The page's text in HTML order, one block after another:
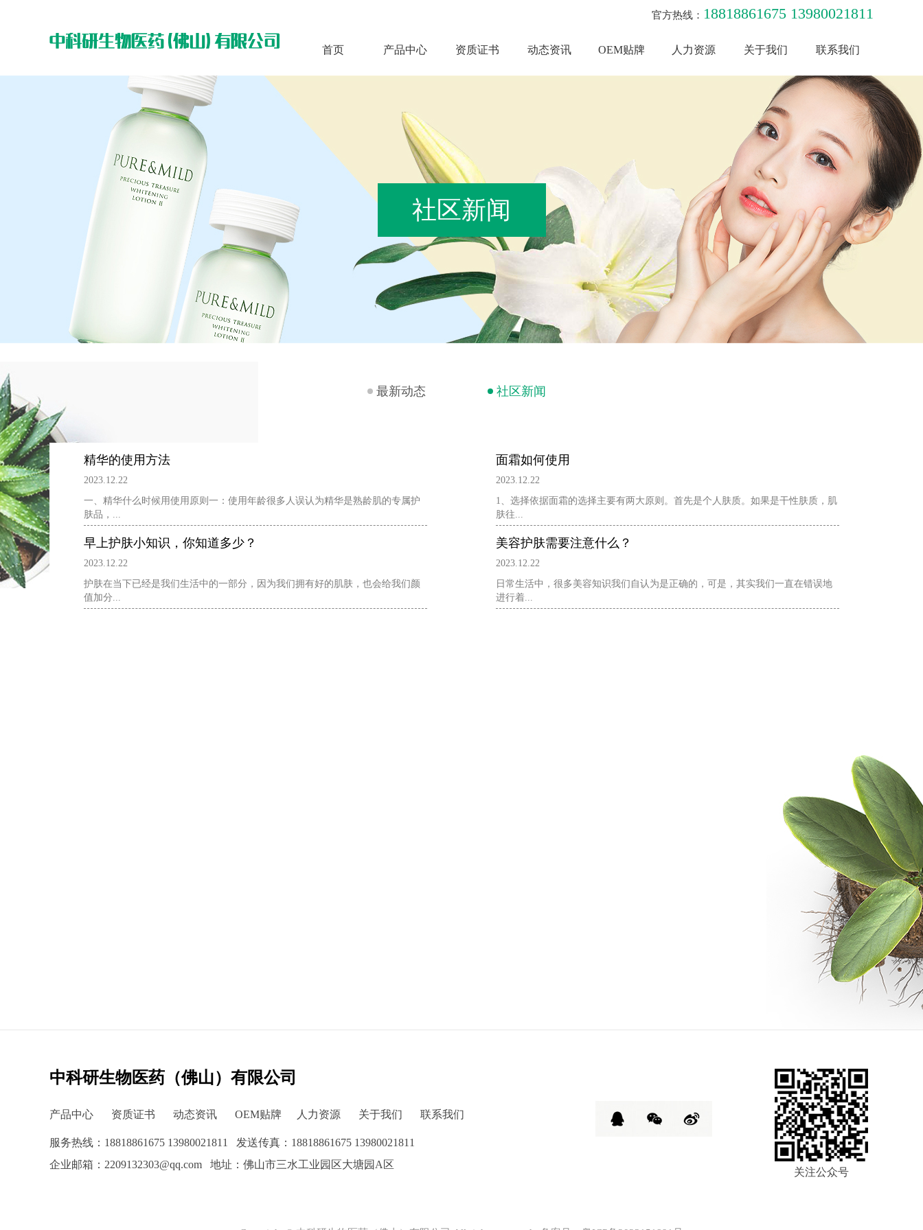
官方热线： 18818861675 13980021811
首页 产品中心 资质证书 动态资讯 OEM贴牌 人力资源 关于我们 联系我们
社区新闻
最新动态 社区新闻
精华的使用方法
2023.12.22
一、精华什么时候用使用原则一：使用年龄很多人误认为精华是熟龄肌的专属护
肤品，...
面霜如何使用
2023.12.22
1、选择依据面霜的选择主要有两大原则。首先是个人肤质。如果是干性肤质，肌
肤往...
早上护肤小知识，你知道多少？
2023.12.22
护肤在当下已经是我们生活中的一部分，因为我们拥有好的肌肤，也会给我们颜
值加分...
美容护肤需要注意什么？
2023.12.22
日常生活中，很多美容知识我们自认为是正确的，可是，其实我们一直在错误地
进行着...
中科研生物医药（佛山）有限公司
产品中心 资质证书 动态资讯 OEM贴牌 人力资源 关于我们 联系我们
服务热线：18818861675 13980021811 发送传真：18818861675 13980021811
企业邮箱：2209132303@qq.com 地址：佛山市三水工业园区大塘园A区
关注公众号